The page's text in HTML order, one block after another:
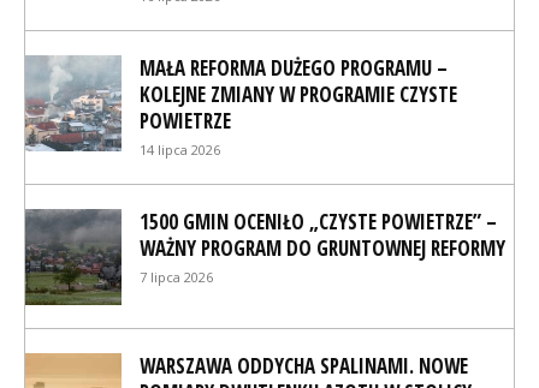
MAŁA REFORMA DUŻEGO PROGRAMU –
KOLEJNE ZMIANY W PROGRAMIE CZYSTE
POWIETRZE
14 lipca 2026
1500 GMIN OCENIŁO „CZYSTE POWIETRZE” –
WAŻNY PROGRAM DO GRUNTOWNEJ REFORMY
7 lipca 2026
WARSZAWA ODDYCHA SPALINAMI. NOWE